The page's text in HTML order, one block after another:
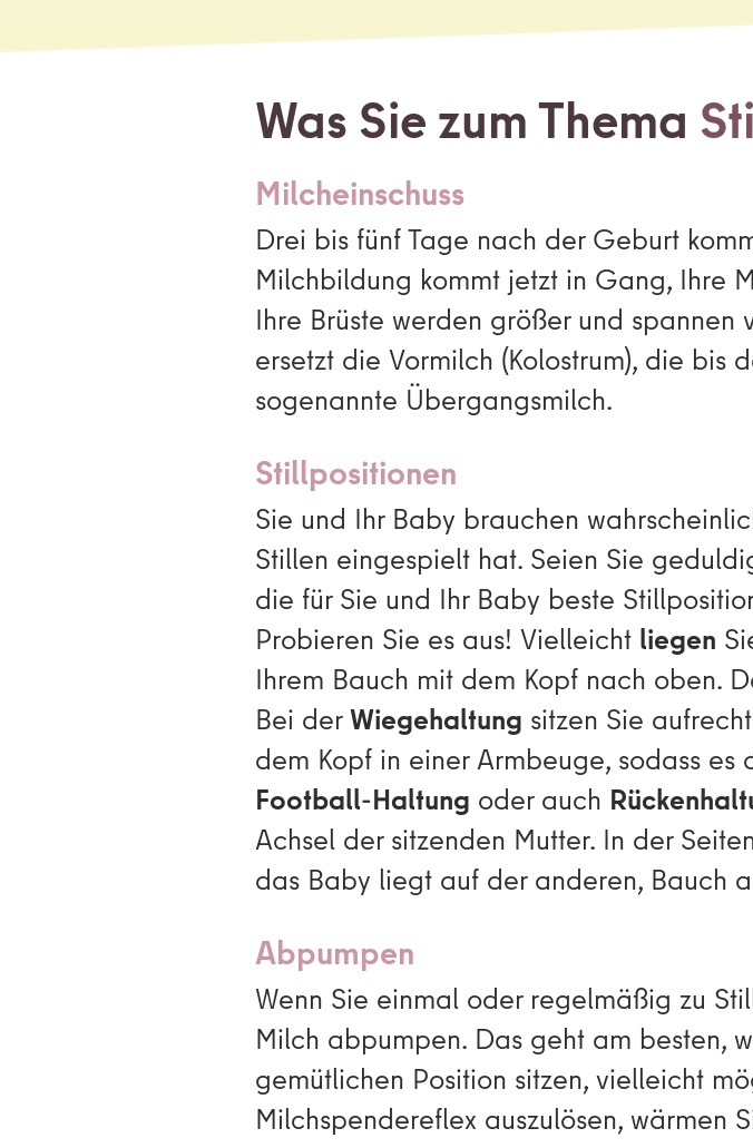
Was Sie zum Thema
Milcheinschuss
Drei bis fünf Tage nach der Geburt
Milchbildung kommt jetzt in Gang, Ihre
Ihre Brüste werden größer und
ersetzt die Vormilch (Kolostrum), die
sogenannte Übergangsmilch.
Stillpositionen
Sie und Ihr Baby brauchen
Stillen eingespielt hat. Seien Sie
die für Sie und Ihr Baby beste
Probieren Sie es aus! Vielleicht liegen
Ihrem Bauch mit dem Kopf nach oben.
Bei derWiegehaltung sitzen Sie
dem Kopf in einer Armbeuge, sodass
Football-Haltung oder auch
Achsel der sitzenden Mutter. In der
das Baby liegt auf der anderen, Bauch
Abpumpen
Wenn Sie einmal oder regelmäßig zu
Milch abpumpen. Das geht am besten,
gemütlichen Position sitzen, vielleicht
Milchspendereflex auszulösen, wärmen